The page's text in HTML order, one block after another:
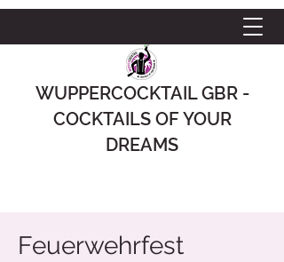
WUPPERCOCKTAIL GBR -
COCKTAILS OF YOUR
DREAMS
Feuerwehrfest